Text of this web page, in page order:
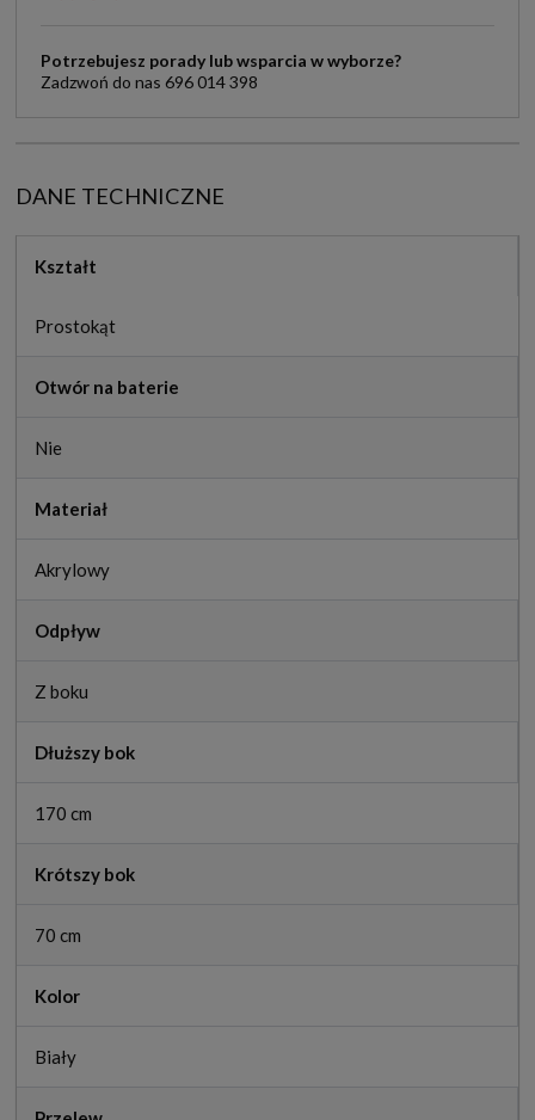
Potrzebujesz porady lub wsparcia w wyborze?
Zadzwoń do nas 696 014 398
DANE TECHNICZNE
Kształt
Prostokąt
Otwór na baterie
Nie
Materiał
Akrylowy
Odpływ
Z boku
Dłuższy bok
170 cm
Krótszy bok
70 cm
Kolor
Biały